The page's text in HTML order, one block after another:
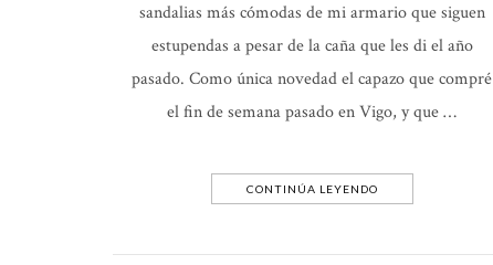
sandalias más cómodas de mi armario que siguen
estupendas a pesar de la caña que les di el año
pasado. Como única novedad el capazo que compré
el fin de semana pasado en Vigo, y que …
CONTINÚA LEYENDO